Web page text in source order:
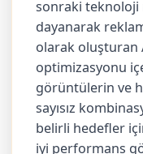
sonraki teknoloji
dayanarak
olarak oluşturan
optimizasyonu
görüntülerin ve
sayısız
belirli hedefler
iyi performans